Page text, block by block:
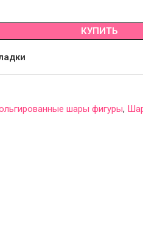
КУПИТЬ
шары фигуры,